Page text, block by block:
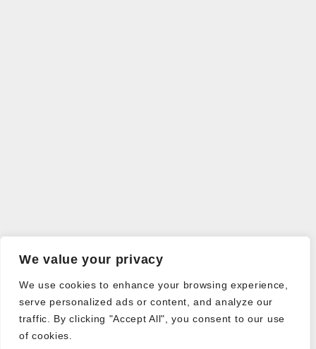
We value your privacy
We use cookies to enhance your browsing experience,
serve personalized ads or content, and analyze our
traffic. By clicking "Accept All", you consent to our use
of cookies.